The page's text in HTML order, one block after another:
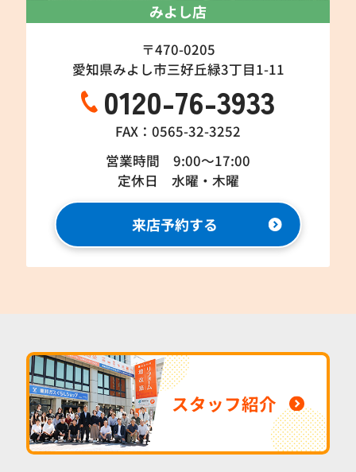
みよし店
〒470-0205
愛知県みよし市三好丘緑3丁目1-11
0120-76-3933
FAX：0565-32-3252
営業時間 9:00～17:00
定休日 水曜・木曜
来店予約する
スタッフ紹介